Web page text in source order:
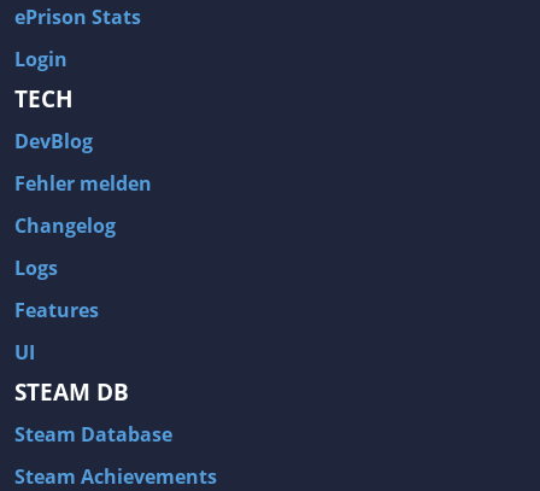
ePrison Stats
Login
TECH
DevBlog
Fehler melden
Changelog
Logs
Features
UI
STEAM DB
Steam Database
Steam Achievements